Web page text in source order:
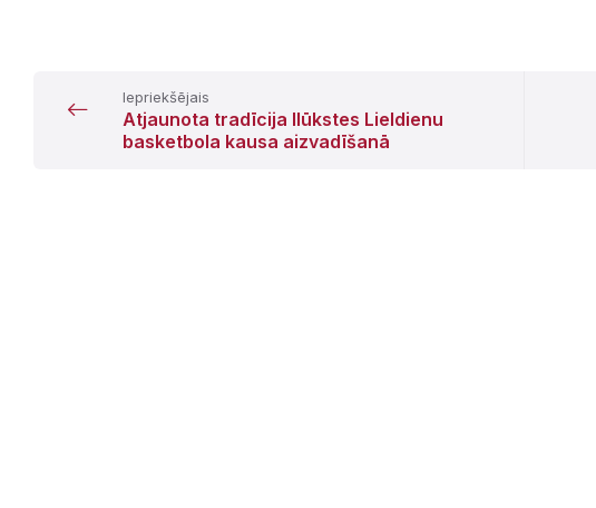
Iepriekšējais
Atjaunota tradīcija Ilūkstes Lieldienu
basketbola kausa aizvadīšanā